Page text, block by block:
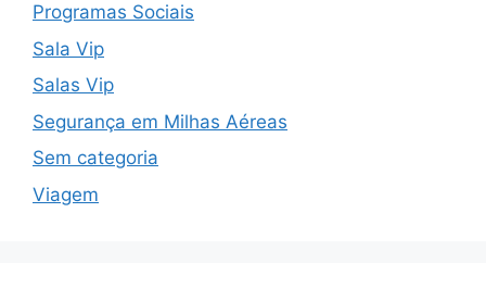
Programas Sociais
Sala Vip
Salas Vip
Segurança em Milhas Aéreas
Sem categoria
Viagem